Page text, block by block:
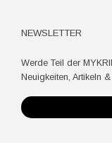
NEWSLETTER
Werde Teil der
Neuigkeiten, Artikeln &